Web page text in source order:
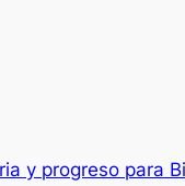
y progreso para